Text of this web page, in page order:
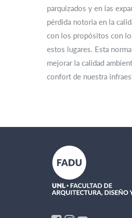
parquizados y en las
pérdida notoria en la
con los propósitos con
estos lugares. Esta
mejorar la calidad
confort de nuestra